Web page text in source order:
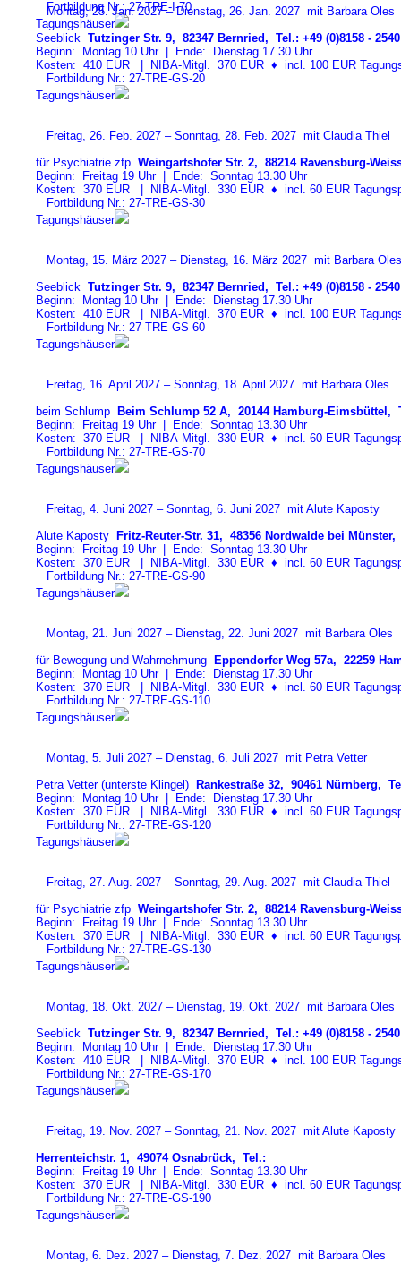
Fortbildung Nr.: 27-TRE-I-70
Tagungshäuser
Montag, 25. Jan. 2027 – Dienstag, 26. Jan. 2027 mit Barbara Oles
Seeblick Tutzinger Str. 9, 82347 Bernried, Tel.: +49 (0)8158 - 2540
Beginn: Montag 10 Uhr | Ende: Dienstag 17.30 Uhr
Kosten: 410 EUR | NIBA-Mitgl. 370 EUR ♦ incl. 100 EUR
Fortbildung Nr.: 27-TRE-GS-20
Tagungshäuser
Freitag, 26. Feb. 2027 – Sonntag, 28. Feb. 2027 mit Claudia Thiel
für Psychiatrie zfp Weingartshofer Str. 2, 88214 Ravensburg-
Beginn: Freitag 19 Uhr | Ende: Sonntag 13.30 Uhr
Kosten: 370 EUR | NIBA-Mitgl. 330 EUR ♦ incl. 60 EUR
Fortbildung Nr.: 27-TRE-GS-30
Tagungshäuser
Montag, 15. März 2027 – Dienstag, 16. März 2027 mit Barbara Oles
Seeblick Tutzinger Str. 9, 82347 Bernried, Tel.: +49 (0)8158 - 2540
Beginn: Montag 10 Uhr | Ende: Dienstag 17.30 Uhr
Kosten: 410 EUR | NIBA-Mitgl. 370 EUR ♦ incl. 100 EUR
Fortbildung Nr.: 27-TRE-GS-60
Tagungshäuser
Freitag, 16. April 2027 – Sonntag, 18. April 2027 mit Barbara Oles
beim Schlump
Beim Schlump 52 A, 20144 Hamburg-Eimsbüttel,
Beginn: Freitag 19 Uhr | Ende: Sonntag 13.30 Uhr
Kosten: 370 EUR | NIBA-Mitgl. 330 EUR ♦ incl. 60 EUR
Fortbildung Nr.: 27-TRE-GS-70
Tagungshäuser
Freitag, 4. Juni 2027 – Sonntag, 6. Juni 2027 mit Alute Kaposty
Alute Kaposty
Fritz-Reuter-Str. 31, 48356 Nordwalde bei Münster,
Beginn: Freitag 19 Uhr | Ende: Sonntag 13.30 Uhr
Kosten: 370 EUR | NIBA-Mitgl. 330 EUR ♦ incl. 60 EUR
Fortbildung Nr.: 27-TRE-GS-90
Tagungshäuser
Montag, 21. Juni 2027 – Dienstag, 22. Juni 2027 mit Barbara Oles
für Bewegung und Wahrnehmung
Eppendorfer Weg 57a, 22259
Beginn: Montag 10 Uhr | Ende: Dienstag 17.30 Uhr
Kosten: 370 EUR | NIBA-Mitgl. 330 EUR ♦ incl. 60 EUR
Fortbildung Nr.: 27-TRE-GS-110
Tagungshäuser
Montag, 5. Juli 2027 – Dienstag, 6. Juli 2027 mit Petra Vetter
Petra Vetter (unterste Klingel)
Rankestraße 32, 90461 Nürnberg,
Beginn: Montag 10 Uhr | Ende: Dienstag 17.30 Uhr
Kosten: 370 EUR | NIBA-Mitgl. 330 EUR ♦ incl. 60 EUR
Fortbildung Nr.: 27-TRE-GS-120
Tagungshäuser
Freitag, 27. Aug. 2027 – Sonntag, 29. Aug. 2027 mit Claudia Thiel
für Psychiatrie zfp Weingartshofer Str. 2, 88214 Ravensburg-
Beginn: Freitag 19 Uhr | Ende: Sonntag 13.30 Uhr
Kosten: 370 EUR | NIBA-Mitgl. 330 EUR ♦ incl. 60 EUR
Fortbildung Nr.: 27-TRE-GS-130
Tagungshäuser
Montag, 18. Okt. 2027 – Dienstag, 19. Okt. 2027 mit Barbara Oles
Seeblick Tutzinger Str. 9, 82347 Bernried, Tel.: +49 (0)8158 - 2540
Beginn: Montag 10 Uhr | Ende: Dienstag 17.30 Uhr
Kosten: 410 EUR | NIBA-Mitgl. 370 EUR ♦ incl. 100 EUR
Fortbildung Nr.: 27-TRE-GS-170
Tagungshäuser
Freitag, 19. Nov. 2027 – Sonntag, 21. Nov. 2027 mit Alute Kaposty
Herrenteichstr. 1, 49074 Osnabrück, Tel.:
Beginn: Freitag 19 Uhr | Ende: Sonntag 13.30 Uhr
Kosten: 370 EUR | NIBA-Mitgl. 330 EUR ♦ incl. 60 EUR
Fortbildung Nr.: 27-TRE-GS-190
Tagungshäuser
Montag, 6. Dez. 2027 – Dienstag, 7. Dez. 2027 mit Barbara Oles